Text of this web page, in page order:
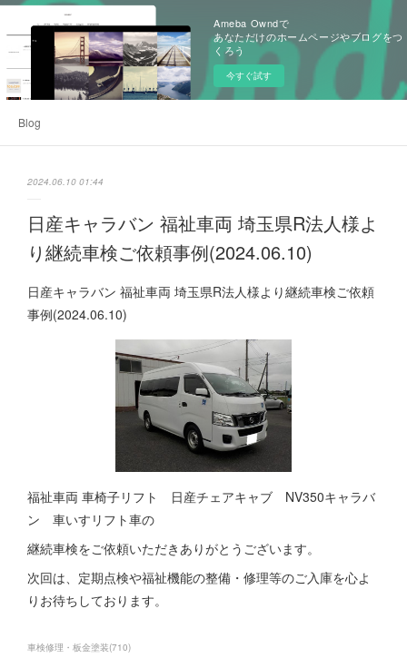
Ameba Owndで
あなただけのホームページやブログをつ
くろう
今すぐ試す
Blog
2024.06.10 01:44
日産キャラバン 福祉車両 埼玉県R法人様よ
り継続車検ご依頼事例(2024.06.10)
日産キャラバン 福祉車両 埼玉県R法人様より継続車検ご依頼
事例(2024.06.10)
福祉車両 車椅子リフト 日産チェアキャブ NV350キャラバ
ン 車いすリフト車の
継続車検をご依頼いただきありがとうございます。
次回は、定期点検や福祉機能の整備・修理等のご入庫を心よ
りお待ちしております。
車検修理・板金塗装(710)